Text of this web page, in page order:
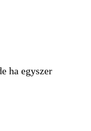
ha egyszer